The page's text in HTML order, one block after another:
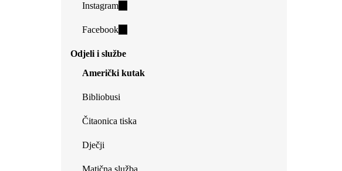
external)
Instagram(link
external)
Facebook(link
external)
Odjeli i službe
Američki kutak
Bibliobusi
Čitaonica tiska
Dječji
Matična služba